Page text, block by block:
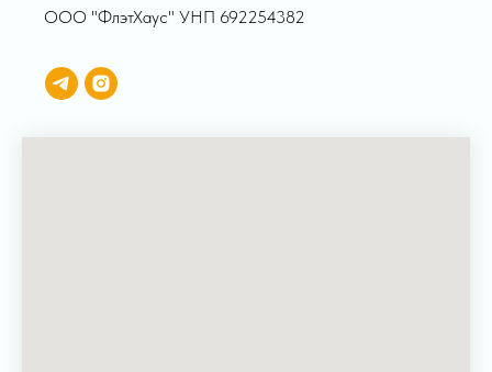
ООО "ФлэтХаус" УНП 692254382